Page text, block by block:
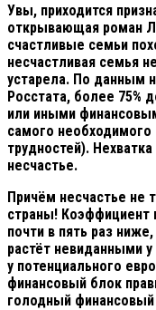
Увы, приходится
открывающая роман
счастливые семьи
несчастливая семья
устарела. По данным
Росстата, более 75%
или иными
самого необходимого
трудностей).
несчастье.
Причём несчастье не
страны! Коэффициент
почти в пять раз
растёт невиданными
у потенциального
финансовый блок
голодный финансовый